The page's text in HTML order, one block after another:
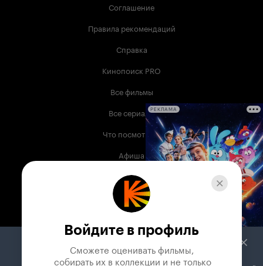
Соглашение
Правила рекомендаций
Справка
Кинопоиск PRO
Все фильмы
Все сериалы
Что посмотреть
Афиша
Музыка
Телепрограмма
Служба поддержки
РЕКЛАМА
Войдите в профиль
Сможете оценивать фильмы,
собирать их в коллекции и не только